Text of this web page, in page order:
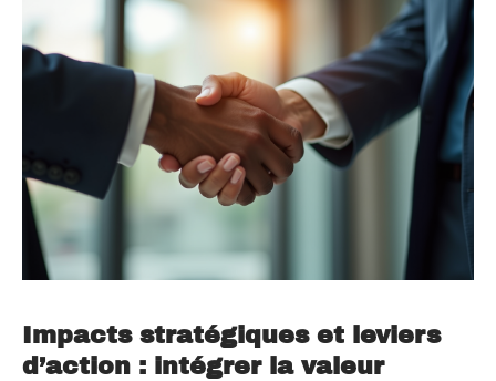
Impacts stratégiques et leviers
d’action : intégrer la valeur